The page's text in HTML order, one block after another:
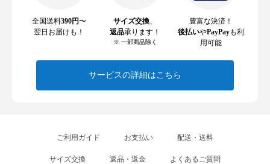
全国送料390円〜
翌日お届けも！
サイズ交換
返品承ります！
※ 一部商品除く
豊富な決済！
後払いやPayPayも利
用可能
サービスの詳細はこちら
ご利用ガイド お支払い 配送・送料
サイズ交換 返品・返金 よくあるご質問